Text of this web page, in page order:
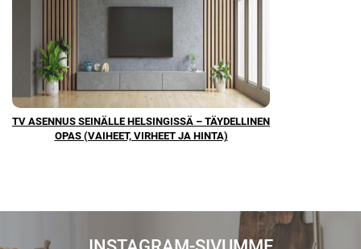
TV ASENNUS SEINÄLLE HELSINGISSÄ – TÄYDELLINEN
OPAS (VAIHEET, VIRHEET JA HINTA)